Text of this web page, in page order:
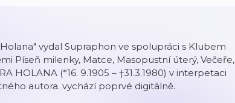
vydal Supraphon ve spolupráci s Klubem
Píseň milenky, Matce, Masopustní úterý, Večeře,
HOLANA (*16. 9.1905 – †31.3.1980) v interpetaci
autora. vychází poprvé digitálně.